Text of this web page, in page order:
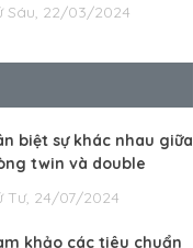
Sáu, 22/03/2024
biệt sự khác nhau giữa
twin và double
Tư, 24/07/2024
khảo các tiêu chuẩn